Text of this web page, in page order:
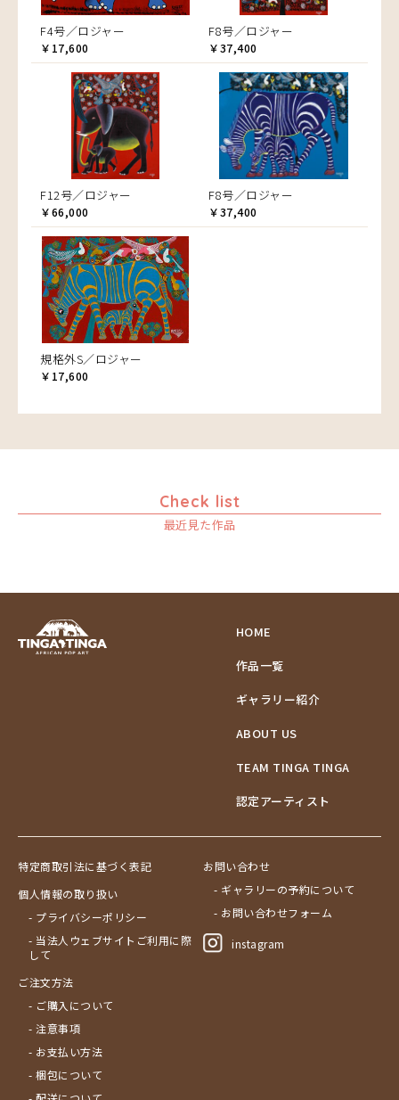
F4号／ロジャー
￥17,600
F8号／ロジャー
￥37,400
F12号／ロジャー
￥66,000
F8号／ロジャー
￥37,400
規格外S／ロジャー
￥17,600
Check list
最近見た作品
HOME
作品一覧
ギャラリー紹介
ABOUT US
TEAM TINGA TINGA
認定アーティスト
特定商取引法に基づく表記
個人情報の取り扱い
- プライバシーポリシー
- 当法人ウェブサイトご利用に際
して
ご注文方法
- ご購入について
- 注意事項
- お支払い方法
- 梱包について
お問い合わせ
- ギャラリーの予約について
- お問い合わせフォーム
instagram